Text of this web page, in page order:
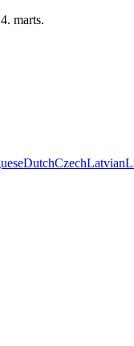
marts.
DutchCzechLatvian